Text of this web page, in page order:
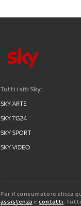
Tutti i siti Sky:
SKY ARTE
SKY TG24
SKY SPORT
SKY VIDEO
Per il consumatore clicca
assistenza e contatti.